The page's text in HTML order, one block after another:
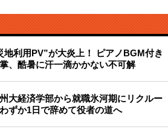
地利用PV”が大炎上！ ピアノBGM付き
、酷暑に汗一滴かかない不可解
大経済学部から就職氷河期にリクルー
ずか1日で辞めて役者の道へ